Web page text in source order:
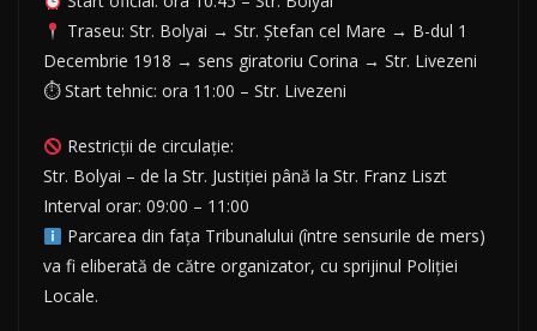
Traseu: Str. Bolyai → Str. Ștefan cel Mare → B-dul 1
Decembrie 1918 → sens giratoriu Corina → Str. Livezeni
⏱ Start tehnic: ora 11:00 – Str. Livezeni
Restricții de circulație:
Str. Bolyai – de la Str. Justiției până la Str. Franz Liszt
Interval orar: 09:00 – 11:00
Parcarea din fața Tribunalului (între sensurile de mers)
va fi eliberată de către organizator, cu sprijinul Poliției
Locale.